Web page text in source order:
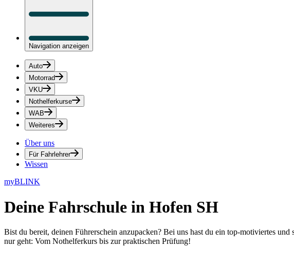
Navigation anzeigen
Auto
Motorrad
VKU
Nothelferkurse
WAB
Weiteres
Über uns
Für Fahrlehrer
Wissen
myBLINK
Deine Fahrschule in Hofen SH
Bist du bereit, deinen Führerschein anzupacken? Bei uns hast du ein top-motiviertes
nur geht: Vom Nothelferkurs bis zur praktischen Prüfung!